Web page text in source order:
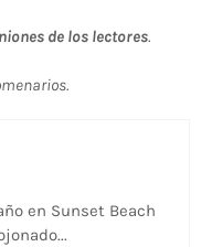
de los lectores.
en Sunset Beach